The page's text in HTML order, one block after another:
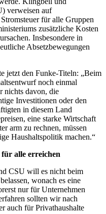
verweisen auf
für alle Gruppen
zusätzliche Kosten
Insbesondere in
Absetzbewegungen
jetzt den Funke-Titeln: „Beim
noch einmal
nichts davon, die
Investitionen oder den
in diesem Land
eine starke Wirtschaft
arm zu rechnen, müssen
Haushaltspolitik machen.“
alle erreichen
CSU will es nicht beim
wonach es eine
nur für Unternehmen
sollten wir nach
auch für Privathaushalte